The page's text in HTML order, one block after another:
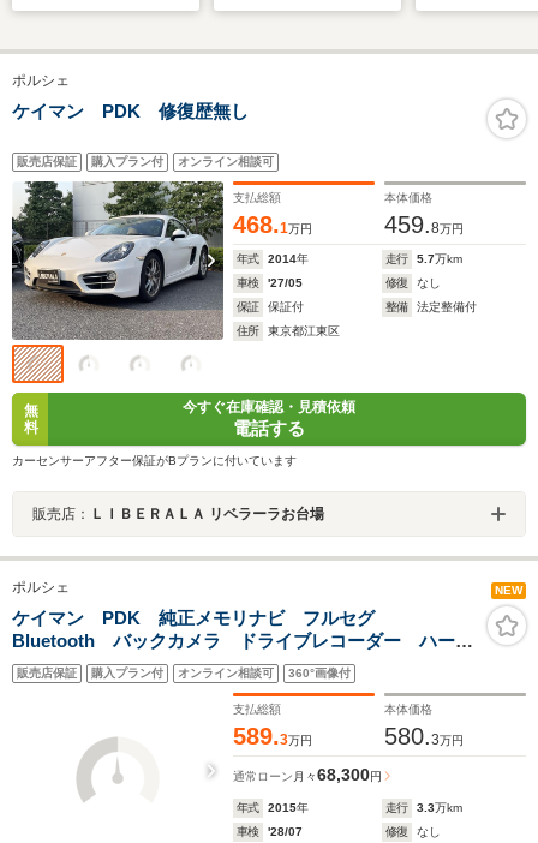
年間走行無制限保証
配分装置)盗難防止シ
アコン パワーウィン
UVカットガラス
ポルシェ
ケイマン PDK 修復歴無し
販売店保証 購入プラン付 オンライン相談可
支払総額
468.1万円
本体価格
459.8万円
年式 2014年 走行 5.7万km
車検
'27/05 修復
なし
保証
保証付 整備
法定整備付
住所
東京都江東区
無
料
今すぐ在庫確認・見積依頼
電話する
カーセンサーアフター保証がBプランに付いています
販売店： ＬＩＢＥＲＡＬＡ リベラーラお台場
ポルシェ NEW
ケイマン PDK 純正メモリナビ フルセグ
Bluetooth バックカメラ ドライブレコーダー ハーフ
レザー パワーシート シートヒーター 革巻きステア
リング パドルシフト ETC HIDヘッドライト フォグ
販売店保証 購入プラン付 オンライン相談可 360°画像付
支払総額
589.3万円
本体価格
580.3万円
通常ローン 月々68,300円
年式 2015年 走行 3.3万km
車検
'28/07 修復
なし